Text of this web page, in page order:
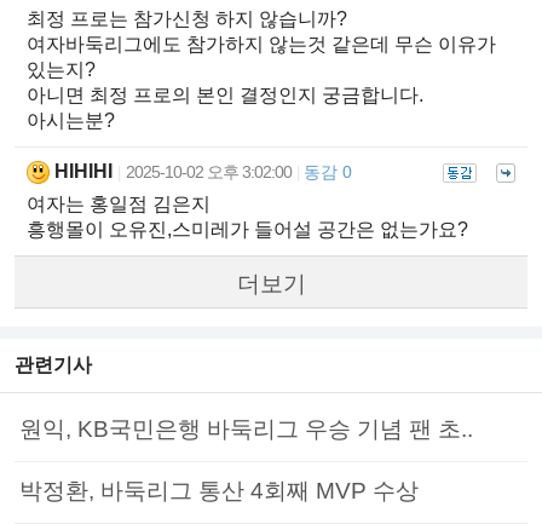
최정 프로는 참가신청 하지 않습니까?
여자바둑리그에도 참가하지 않는것 같은데 무슨 이유가
있는지?
아니면 최정 프로의 본인 결정인지 궁금합니다.
아시는분?
HIHIHI 2025-10-02 오후 3:02:00 동감 0
여자는 홍일점 김은지
흥행몰이 오유진,스미레가 들어설 공간은 없는가요?
더보기
관련기사
원익, KB국민은행 바둑리그 우승 기념 팬 초..
박정환, 바둑리그 통산 4회째 MVP 수상